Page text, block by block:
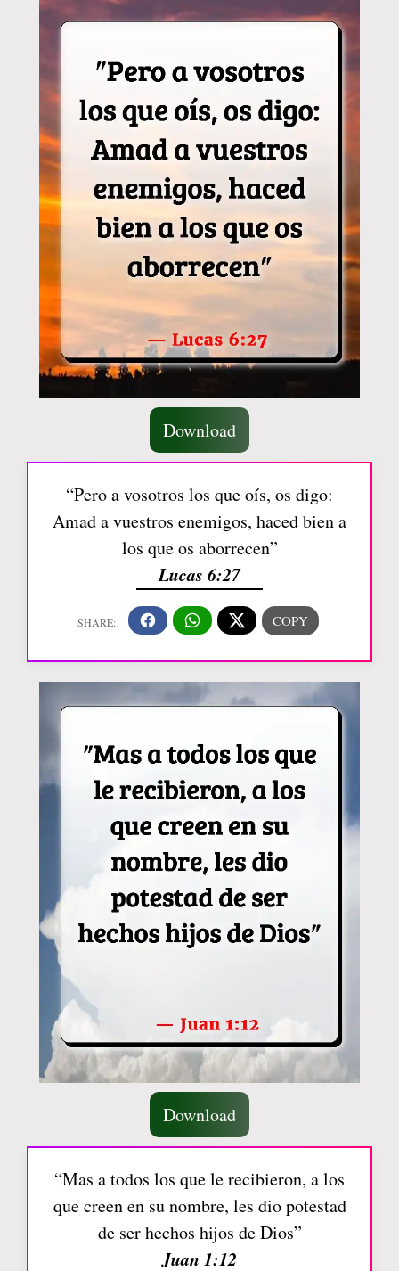
Download
“Pero a vosotros los que oís, os digo:
Amad a vuestros enemigos, haced bien a
los que os aborrecen”
Lucas 6:27
Download
“Mas a todos los que le recibieron, a los
que creen en su nombre, les dio potestad
de ser hechos hijos de Dios”
Juan 1:12